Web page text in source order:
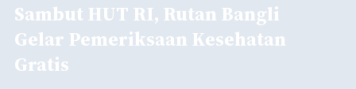
Sambut HUT RI, Rutan Bangli
Gelar Pemeriksaan Kesehatan
Gratis